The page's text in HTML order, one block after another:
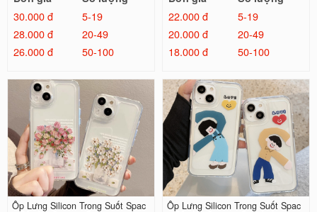
30.000 đ
5-19
28.000 đ
20-49
26.000 đ
50-100
22.000 đ
5-19
20.000 đ
20-49
18.000 đ
50-100
Ốp Lưng Silicon Trong Suốt Spac
Ốp Lưng Silicon Trong Suốt Spac